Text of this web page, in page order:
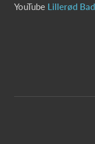
YouTube Lillerød